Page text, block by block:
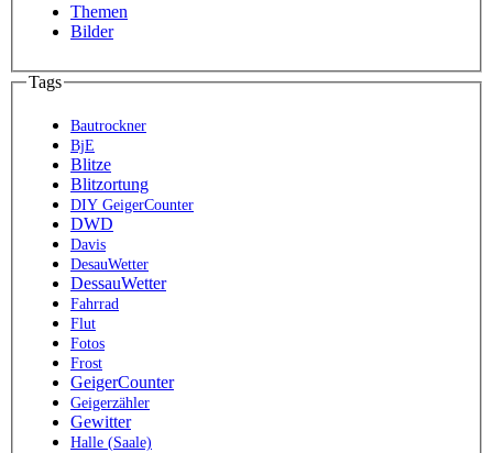
Themen
Bilder
Tags
Bautrockner
BjE
Blitze
Blitzortung
DIY GeigerCounter
DWD
Davis
DesauWetter
DessauWetter
Fahrrad
Flut
Fotos
Frost
GeigerCounter
Geigerzähler
Gewitter
Halle (Saale)